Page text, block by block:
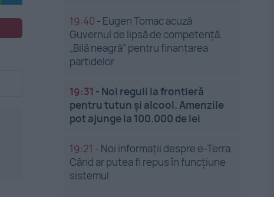
19:40 - Eugen Tomac acuză
Guvernul de lipsă de competență.
„Bilă neagră” pentru finanțarea
partidelor
19:31 - Noi reguli la frontieră
pentru tutun și alcool. Amenzile
pot ajunge la 100.000 de lei
19:21 - Noi informații despre e-Terra.
Când ar putea fi repus în funcțiune
sistemul